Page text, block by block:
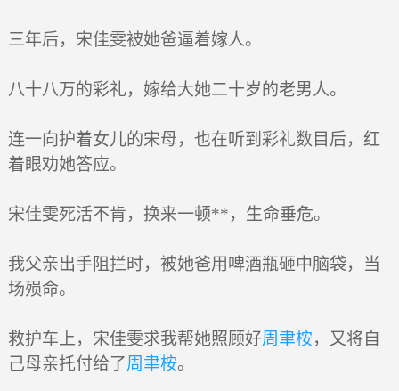
三年后，宋佳雯被她爸逼着嫁人。
八十八万的彩礼，嫁给大她二十岁的老男人。
连一向护着女儿的宋母，也在听到彩礼数目后，红
着眼劝她答应。
宋佳雯死活不肯，换来一顿**，生命垂危。
我父亲出手阻拦时，被她爸用啤酒瓶砸中脑袋，当
场殒命。
救护车上，宋佳雯求我帮她照顾好周聿桉，又将自
己母亲托付给了周聿桉。